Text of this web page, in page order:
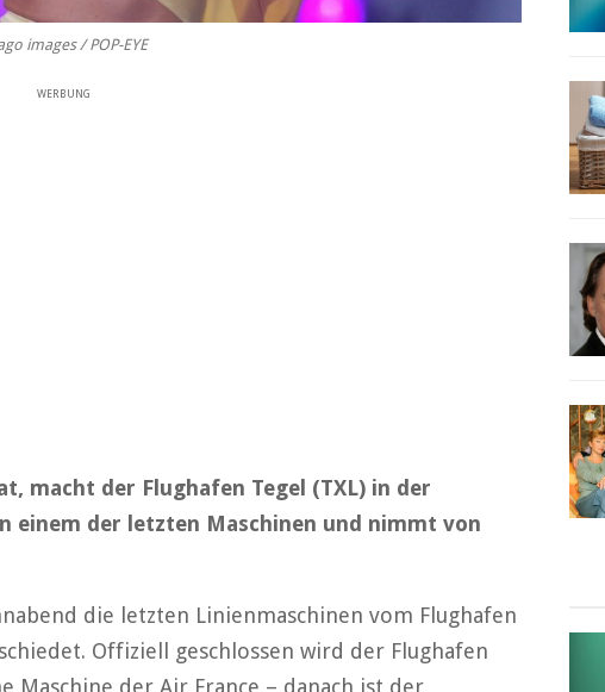
images / POP-EYE
WERBUNG
macht der Flughafen Tegel (TXL) in der
einem der letzten Maschinen und nimmt von
die letzten Linienmaschinen vom Flughafen
Offiziell geschlossen wird der Flughafen